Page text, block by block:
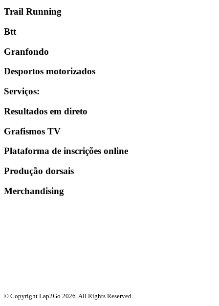
Trail Running
Btt
Granfondo
Desportos motorizados
Serviços:
Resultados em direto
Grafismos TV
Plataforma de inscrições online
Produção dorsais
Merchandising
© Copyright Lap2Go 2026. All Rights Reserved.